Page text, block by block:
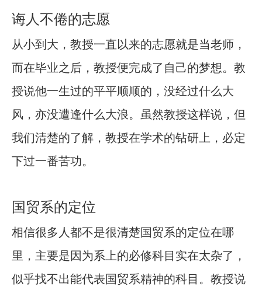
诲人不倦的志愿
从小到大，教授一直以来的志愿就是当老师，
而在毕业之后，教授便完成了自己的梦想。教
授说他一生过的平平顺顺的，没经过什么大
风，亦没遭逢什么大浪。虽然教授这样说，但
我们清楚的了解，教授在学术的钻研上，必定
下过一番苦功。
国贸系的定位
相信很多人都不是很清楚国贸系的定位在哪
里，主要是因为系上的必修科目实在太杂了，
似乎找不出能代表国贸系精神的科目。教授说